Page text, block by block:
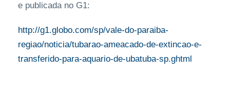
e publicada no G1:
http://g1.globo.com/sp/vale-do-paraiba-
regiao/noticia/tubarao-ameacado-de-extincao-e-
transferido-para-aquario-de-ubatuba-sp.ghtml